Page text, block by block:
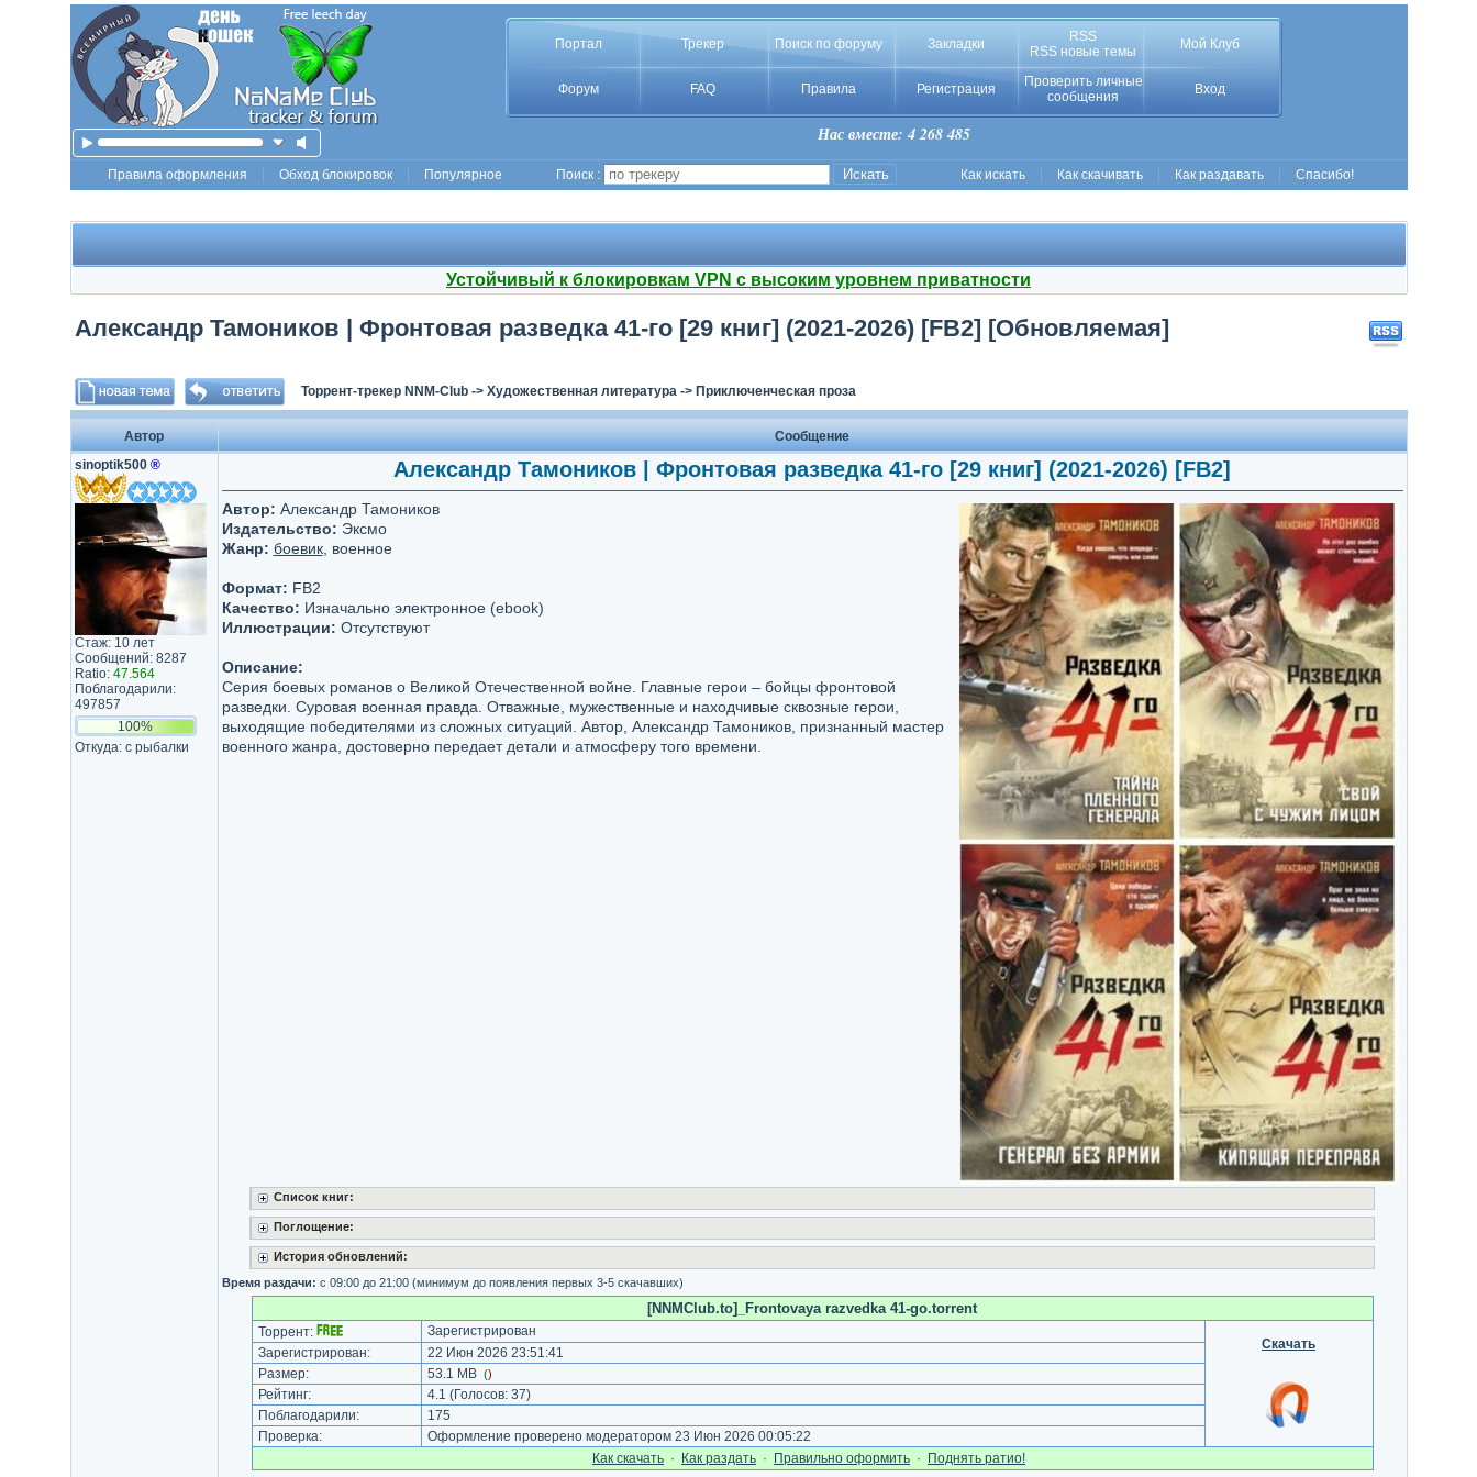
Портал Трекер Поиск по форуму Закладки
RSS
RSS новые темы
Мой Клуб
Форум FAQ Правила Регистрация
Проверить личные
сообщения
Вход
Нас вместе: 4 268 485
Правила оформления Обход блокировок Популярное Поиск : Как искать Как скачивать Как раздавать Спасибо!
Устойчивый к блокировкам VPN с высоким уровнем приватности
Александр Тамоников | Фронтовая разведка 41-го [29 книг] (2021-2026) [FB2] [Обновляемая]
Торрент-трекер NNM-Club-> Художественная литература-> Приключенческая проза
Автор
Сообщение
sinoptik500 ®
Стаж: 10 лет
Сообщений: 8287
Ratio: 47.564
Поблагодарили:
497857
100%
Откуда: с рыбалки
Александр Тамоников | Фронтовая разведка 41-го [29 книг] (2021-2026) [FB2]
Автор: Александр Тамоников
Издательство: Эксмо
Жанр: боевик, военное
Формат: FB2
Качество: Изначально электронное (ebook)
Иллюстрации: Отсутствуют
Описание:
Серия боевых романов о Великой Отечественной войне. Главные герои – бойцы фронтовой
разведки. Суровая военная правда. Отважные, мужественные и находчивые сквозные герои,
выходящие победителями из сложных ситуаций. Автор, Александр Тамоников, признанный мастер
военного жанра, достоверно передает детали и атмосферу того времени.
Список книг:
Поглощение:
История обновлений:
Время раздачи: с 09:00 до 21:00 (минимум до появления первых 3-5 скачавших)
[NNMClub.to]_Frontovaya razvedka 41-go.torrent
Торрент:
Зарегистрирован
Скачать
Зарегистрирован:
22 Июн 2026 23:51:41
Размер:
53.1 MB ()
Рейтинг: 4.1 (Голосов: 37)
Поблагодарили:
175
Проверка:
Оформление проверено модератором 23 Июн 2026 00:05:22
Как cкачать · Как раздать · Правильно оформить · Поднять ратио!